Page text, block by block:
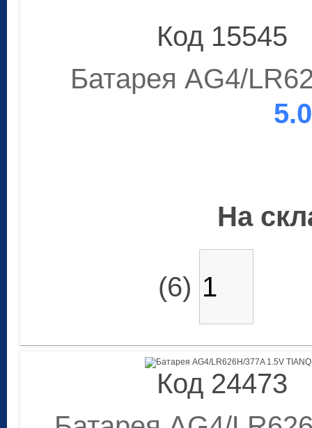
Код 15545
Батарея AG4/
На
(6)
Код 24473